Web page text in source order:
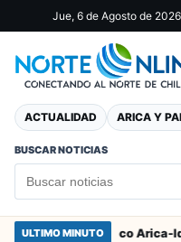
Jue, 6 de Agosto de 2026
ACTUALIDAD ARICA Y
BUSCAR NOTICIAS
ULTIMO MINUTO Duro castigo por la camorra en el clásico Arica-Iquique